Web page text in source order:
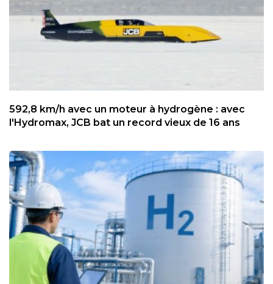
592,8 km/h avec un moteur à hydrogène : avec
l'Hydromax, JCB bat un record vieux de 16 ans